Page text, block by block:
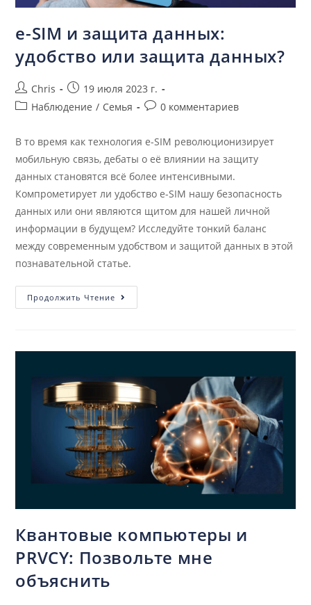
e-SIM и защита данных:
удобство или защита данных?
Chris
19 июля 2023 г.
Наблюдение / Семья 0 комментариев
В то время как технология e-SIM революционизирует
мобильную связь, дебаты о её влиянии на защиту
данных становятся всё более интенсивными.
Компрометирует ли удобство e-SIM нашу безопасность
данных или они являются щитом для нашей личной
информации в будущем? Исследуйте тонкий баланс
между современным удобством и защитой данных в этой
познавательной статье.
Продолжить Чтение
Квантовые компьютеры и
PRVCY: Позвольте мне
объяснить